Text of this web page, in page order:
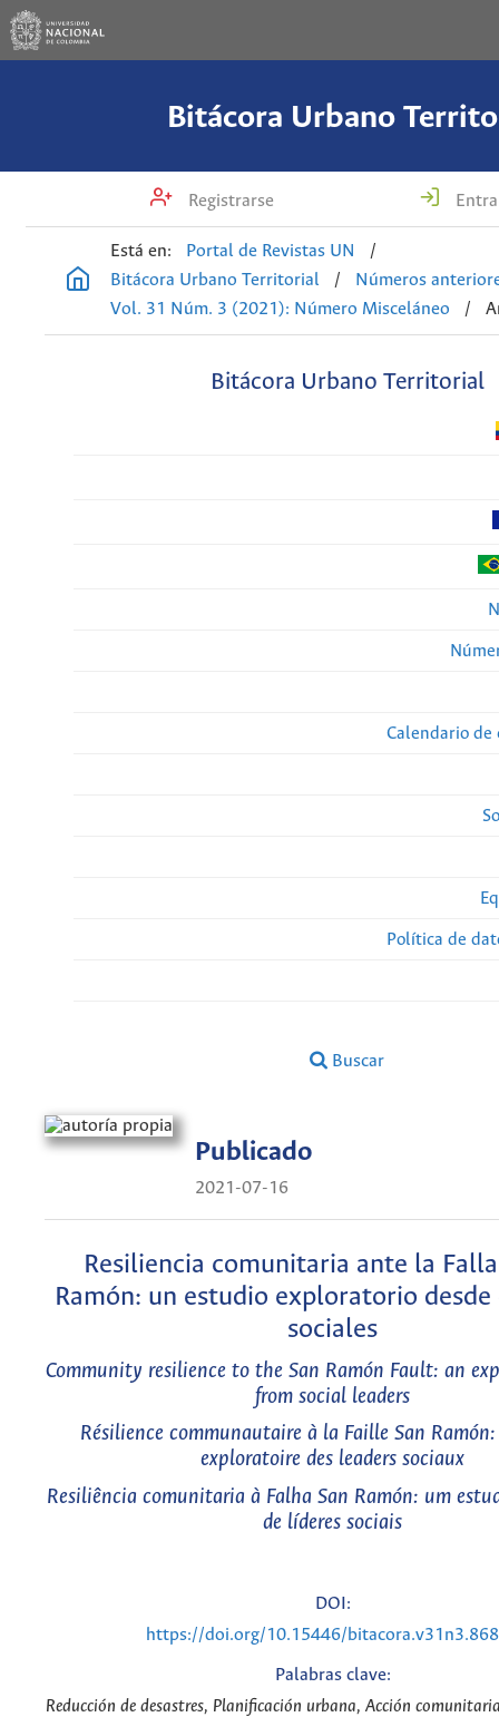
Bitácora Urbano
Registrarse
Está en: Portal de Revistas UN
/
Bitácora Urbano Territorial
/
Números
Vol. 31 Núm. 3 (2021): Número Misceláneo
/
Bitácora Urbano Territorial
Calendario de
Política de
Buscar
Publicado
2021-07-16
Resiliencia comunitaria ante la
Ramón: un estudio exploratorio
sociales
Community resilience to the San Ramón Fault: an
from social leaders
Résilience communautaire à la Faille San
exploratoire des leaders sociaux
Resiliência comunitaria à Falha San Ramón: um
de líderes sociais
DOI:
https://doi.org/10.15446/
Palabras clave:
Reducción de desastres, Planificación urbana, Acción